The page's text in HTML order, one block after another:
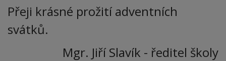
Přeji krásné prožití adventních
svátků.
Mgr. Jiří Slavík - ředitel školy